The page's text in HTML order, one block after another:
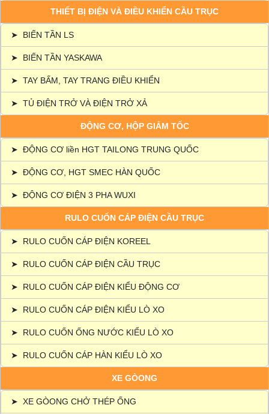
THIẾT BỊ ĐIỆN VÀ ĐIỀU KHIỂN CẦU TRỤC
➤ BIẾN TẦN LS
➤ BIẾN TẦN YASKAWA
➤ TAY BẤM, TAY TRANG ĐIỀU KHIỂN
➤ TỦ ĐIỆN TRỞ VÀ ĐIỆN TRỞ XẢ
ĐỘNG CƠ, HỘP GIẢM TỐC
➤ ĐỘNG CƠ liền HGT TAILONG TRUNG QUỐC
➤ ĐỘNG CƠ, HGT SMEC HÀN QUỐC
➤ ĐỘNG CƠ ĐIỆN 3 PHA WUXI
RULO CUỐN CÁP ĐIỆN CẦU TRỤC
➤ RULO CUỐN CÁP ĐIỆN KOREEL
➤ RULO CUỐN CÁP ĐIỆN CẦU TRỤC
➤ RULO CUỐN CÁP ĐIỆN KIỂU ĐỘNG CƠ
➤ RULO CUỐN CÁP ĐIỆN KIỂU LÒ XO
➤ RULO CUỐN ỐNG NƯỚC KIỂU LÒ XO
➤ RULO CUỐN CÁP HÀN KIỂU LÒ XO
XE GÒONG
➤ XE GÒONG CHỞ THÉP ỐNG